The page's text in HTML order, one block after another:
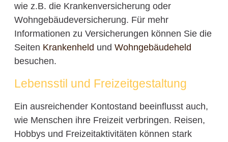
wie z.B. die Krankenversicherung oder
Wohngebäudeversicherung. Für mehr
Informationen zu Versicherungen können Sie die
Seiten Krankenheld und Wohngebäudeheld
besuchen.
Lebensstil und Freizeitgestaltung
Ein ausreichender Kontostand beeinflusst auch,
wie Menschen ihre Freizeit verbringen. Reisen,
Hobbys und Freizeitaktivitäten können stark